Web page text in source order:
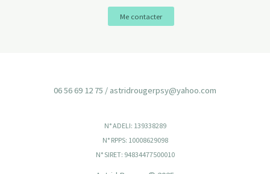
Me contacter
06 56 69 12 75 / astridrougerpsy@yahoo.com
N° ADELI: 139338289
N° RPPS: 10008629098
N° SIRET: 94834477500010